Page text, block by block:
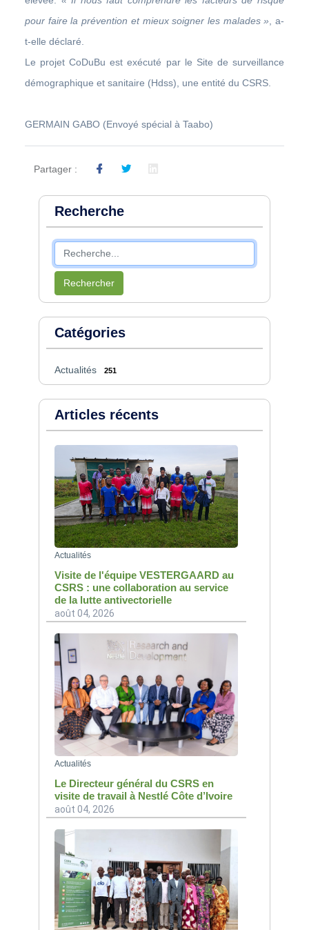
pour faire la prévention et mieux soigner les malades » , a-
t-elle déclaré.
Le projet CoDuBu est exécuté par le Site de surveillance
démographique et sanitaire (Hdss), une entité du CSRS.
GERMAIN GABO (Envoyé spécial à Taabo)
Partager :
Recherche
Rechercher
Catégories
Actualités 251
Articles récents
Actualités
Visite de l'équipe VESTERGAARD au
CSRS : une collaboration au service
de la lutte antivectorielle
août 04, 2026
Actualités
Le Directeur général du CSRS en
visite de travail à Nestlé Côte d’Ivoire
août 04, 2026